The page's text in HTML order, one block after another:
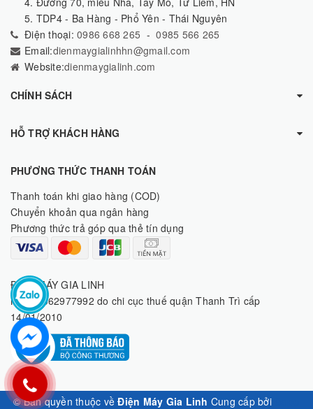
5. TDP4 - Ba Hàng - Phổ Yên - Thái Nguyên
Điện thoại: 0986 668 265 -0985 566 265
Email:dienmaygialinhhn@gmail.com
Website:dienmaygialinh.com
CHÍNH SÁCH
HỖ TRỢ KHÁCH HÀNG
PHƯƠNG THỨC THANH TOÁN
Thanh toán khi giao hàng (COD)
Chuyển khoản qua ngân hàng
Phương thức trả góp qua thẻ tín dụng
ĐIỆN MÁY GIA LINH
MST: 8062977992 do chi cục thuế quận Thanh Trì cấp
14/01/2010
© Bản quyền thuộc vềĐiện Máy Gia Linh Cung cấp bởi